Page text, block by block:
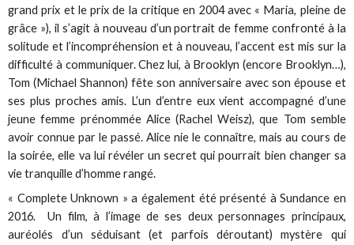
grand prix et le prix de la critique en 2004 avec « Maria, pleine de
grâce »), il s’agit à nouveau d’un portrait de femme confronté à la
solitude et l’incompréhension et à nouveau, l’accent est mis sur la
difficulté à communiquer. Chez lui, à Brooklyn (encore Brooklyn…),
Tom (Michael Shannon) fête son anniversaire avec son épouse et
ses plus proches amis. L’un d’entre eux vient accompagné d’une
jeune femme prénommée Alice (Rachel Weisz), que Tom semble
avoir connue par le passé. Alice nie le connaître, mais au cours de
la soirée, elle va lui révéler un secret qui pourrait bien changer sa
vie tranquille d’homme rangé.
« Complete Unknown » a également été présenté à Sundance en
2016. Un film, à l’image de ses deux personnages principaux,
auréolés d’un séduisant (et parfois déroutant) mystère qui